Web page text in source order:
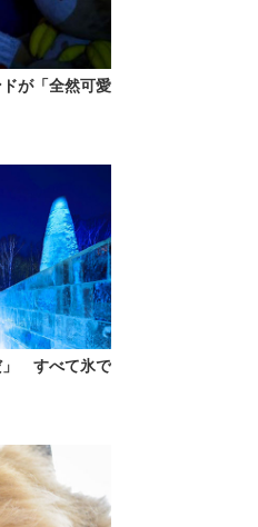
が「全然可愛
」 すべて氷で